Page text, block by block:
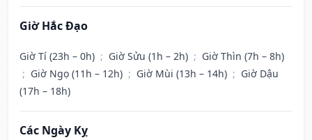
Giờ Hắc Đạo
Giờ Tí (23h – 0h) ; Giờ Sửu (1h – 2h) ; Giờ Thìn (7h – 8h)
; Giờ Ngọ (11h – 12h) ; Giờ Mùi (13h – 14h) ; Giờ Dậu
(17h – 18h)
Các Ngày Kỵ